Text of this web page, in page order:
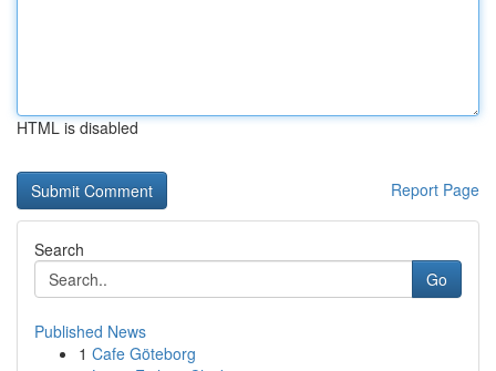
HTML is disabled
Report Page
Search
Go
Published News
1 Cafe Göteborg